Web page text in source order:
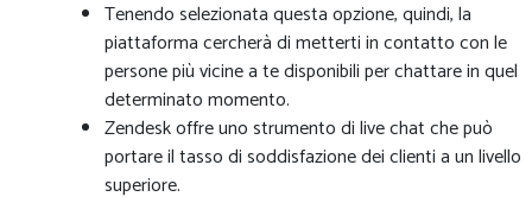
Tenendo selezionata questa opzione, quindi, la
piattaforma cercherà di metterti in contatto con le
persone più vicine a te disponibili per chattare in quel
determinato momento.
Zendesk offre uno strumento di live chat che può
portare il tasso di soddisfazione dei clienti a un livello
superiore.